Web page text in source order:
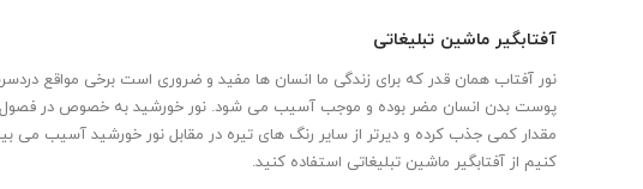
آفتابگیر ماشین تبلیغاتی
نور آفتاب همان قدر که برای زندگی ما انسان ها مفید و ضروری است برخی مواقع
پوست بدن انسان مضر بوده و موجب آسیب می شود. نور خورشید به خصوص در فصول
مقدار کمی جذب کرده و دیرتر از سایر رنگ های تیره در مقابل نور خورشید آسیب می
کنیم از آفتابگیر ماشین تبلیغاتی استفاده کنید.